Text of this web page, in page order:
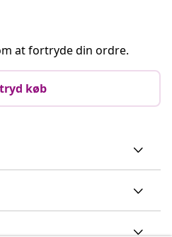
at fortryde din ordre.
køb